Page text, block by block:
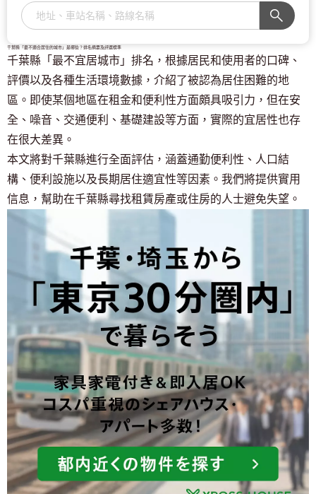
千葉縣「最不適合居住的城市」是哪些？排名摘要及評選標準
千葉縣「最不宜居城市」排名，根據居民和使用者的口碑、
評價以及各種生活環境數據，介紹了被認為居住困難的地
區。即使某個地區在租金和便利性方面頗具吸引力，但在安
全、噪音、交通便利、基礎建設等方面，實際的宜居性也存
在很大差異。
本文將對千葉縣進行全面評估，涵蓋通勤便利性、人口結
構、便利設施以及長期居住適宜性等因素。我們將提供實用
信息，幫助在千葉縣尋找租賃房產或住房的人士避免失望。